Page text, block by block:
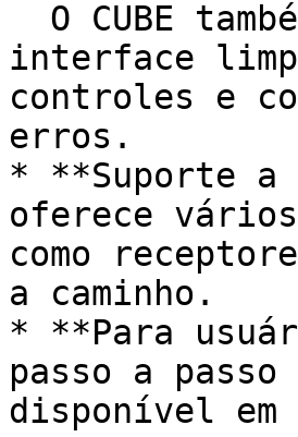
interface
controles e
erros.
* **Suporte a
oferece
como
a caminho.
* **Para
passo a
disponível em